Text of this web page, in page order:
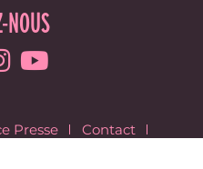
NOUS
Presse
Contact